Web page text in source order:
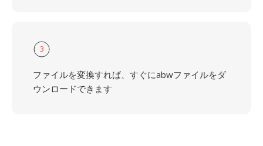
3
ファイルを変換すれば、すぐにabwファイルをダ
ウンロードできます